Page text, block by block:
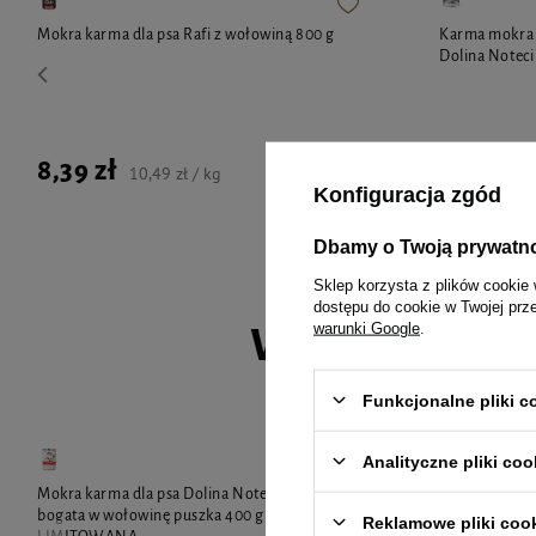
Mokra karma dla psa Rafi z wołowiną 800 g
8,39 zł 10,49 zł / kg
Karma
Dolina
Wybrane
Mokra karma dla psa Dolina Noteci Premium
bogata w wołowinę puszka 400 g EDYCJA
bogata w
Konfiguracja zgód
Dbamy o Twoją
Sklep korzysta z plików cookie
dostępu do cookie w Twojej
warunki Google
Funkcjonalne pliki
Analityczne pliki
Reklamowe pliki